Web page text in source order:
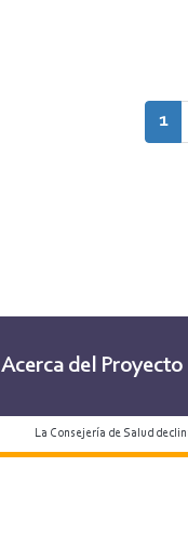
1
Acerca del Proyecto
La Consejería de Salud